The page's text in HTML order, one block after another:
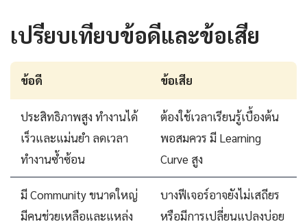
เปรียบเทียบข้อดีและข้อเสีย
ข้อดี ข้อเสีย
ประสิทธิภาพสูง ทำงานได้
เร็วและแม่นยำ ลดเวลา
ทำงานซ้ำซ้อน
ต้องใช้เวลาเรียนรู้เบื้องต้น
พอสมควร มี Learning
Curve สูง
มี Community ขนาดใหญ่
มีคนช่วยเหลือและแหล่ง
บางฟีเจอร์อาจยังไม่เสถียร
หรือมีการเปลี่ยนแปลงบ่อย